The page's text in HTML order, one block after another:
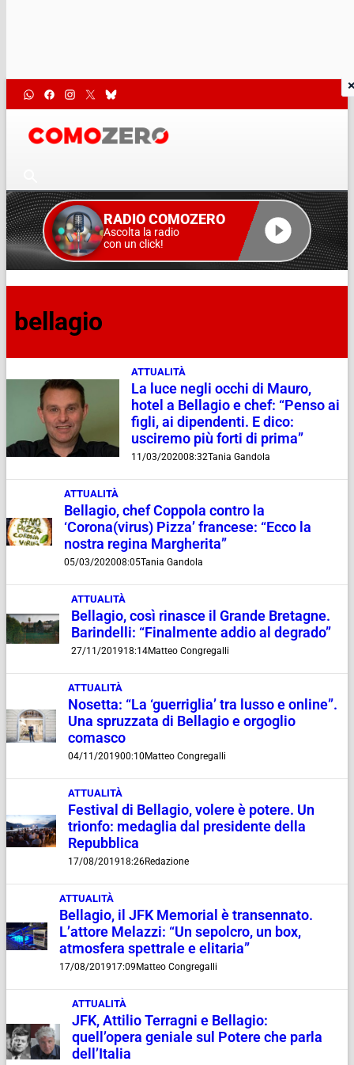
RADIO COMOZERO
Ascolta la radio
con un click!
bellagio
ATTUALITÀ
La luce negli occhi di Mauro,
hotel a Bellagio e chef: “Penso ai
figli, ai dipendenti. E dico:
usciremo più forti di prima”
11/03/202008:32Tania Gandola
ATTUALITÀ
Bellagio, chef Coppola contro la
‘Corona(virus) Pizza’ francese: “Ecco la
nostra regina Margherita”
05/03/202008:05Tania Gandola
ATTUALITÀ
Bellagio, così rinasce il Grande Bretagne.
Barindelli: “Finalmente addio al degrado”
27/11/201918:14Matteo Congregalli
ATTUALITÀ
Nosetta: “La ‘guerriglia’ tra lusso e online”.
Una spruzzata di Bellagio e orgoglio
comasco
04/11/201900:10Matteo Congregalli
ATTUALITÀ
Festival di Bellagio, volere è potere. Un
trionfo: medaglia dal presidente della
Repubblica
17/08/201918:26Redazione
ATTUALITÀ
Bellagio, il JFK Memorial è transennato.
L’attore Melazzi: “Un sepolcro, un box,
atmosfera spettrale e elitaria”
17/08/201917:09Matteo Congregalli
ATTUALITÀ
JFK, Attilio Terragni e Bellagio:
quell’opera geniale sul Potere che parla
dell’Italia